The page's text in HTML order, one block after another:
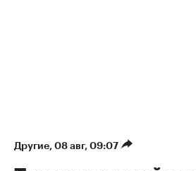
Другие⁠, 08 авг, 09:07